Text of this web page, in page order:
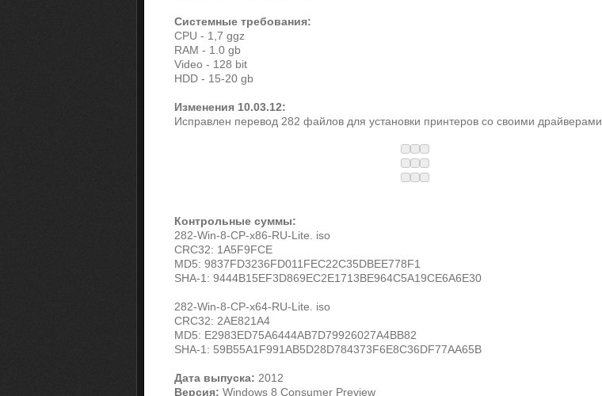
Системные требования:
CPU - 1,7 ggz
RAM - 1.0 gb
Video - 128 bit
HDD - 15-20 gb
Изменения 10.03.12:
Исправлен перевод 282 файлов для установки принтеров со своими драйверами.
Контрольные суммы:
282-Win-8-CP-x86-RU-Lite. iso
CRC32: 1A5F9FCE
MD5: 9837FD3236FD011FEC22C35DBEE778F1
SHA-1: 9444B15EF3D869EC2E1713BE964C5A19CE6A6E30
282-Win-8-CP-x64-RU-Lite. iso
CRC32: 2AE821A4
MD5: E2983ED75A6444AB7D79926027A4BB82
SHA-1: 59B55A1F991AB5D28D784373F6E8C36DF77AA65B
Дата выпуска: 2012
Версия: Windows 8 Consumer Preview